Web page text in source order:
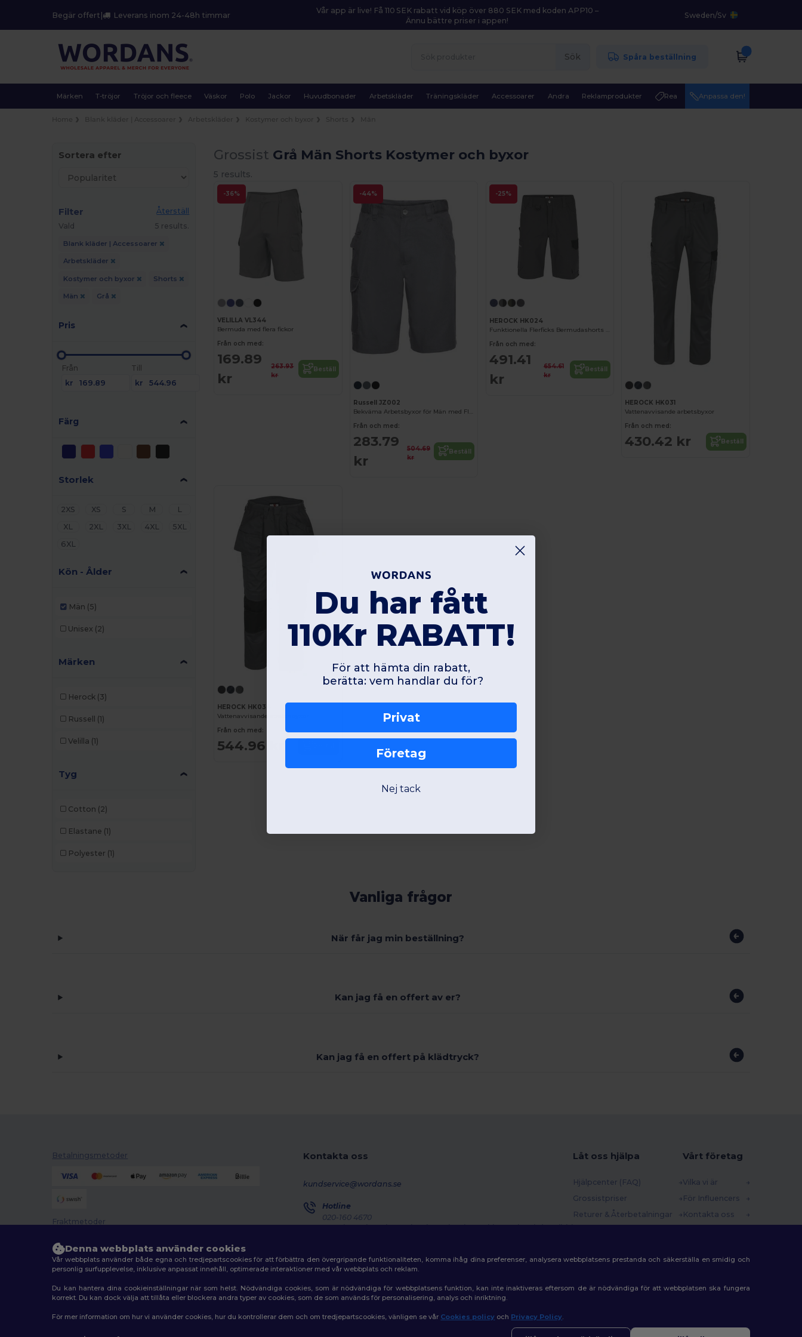
Begär offert | Leverans inom 24-48h timmar
Vår app är live! Få 110 SEK rabatt vid köp över 880 SEK med koden APP10 –
Ännu bättre priser i appen!
Sweden/Sv
Sök Spåra beställning
Märken T-tröjor Tröjor och fleece Väskor Polo Jackor Huvudbonader Arbetskläder Träningskläder Accessoarer Andra Reklamprodukter Rea Anpassa den!
Sortera efter
Filter
Återställ
Vald
5 results.
Blank kläder | Accessoarer
Arbetskläder
Kostymer och byxor Shorts
Män Grå
Pris
Från
kr
Till
kr
Färg
Storlek
2XS XS S M
L
XL
2XL 3XL 4XL
5XL
6XL
Kön - Ålder
Män (5)
Unisex (2)
Märken
Herock (3)
Russell (1)
Velilla (1)
Tyg
Cotton (2)
Elastane (1)
Polyester (1)
Grossist Grå Män Shorts Kostymer och byxor
5 results.
-36%
VELILLA VL344
Bermuda med flera fickor
Från och med:
169.89
kr
263.93
kr
Beställ
-44%
Russell JZ002
Bekväma Arbetsbyxor för Män med Flera Fickor
Från och med:
283.79
kr
504.69
kr
Beställ
-25%
HEROCK HK024
Funktionella Flerficks Bermudashorts för Arbete
Från och med:
491.41
kr
654.61
kr
Beställ
HEROCK HK031
Vattenavvisande arbetsbyxor
Från och med:
430.42 kr Beställ
HEROCK HK034
Vattenavvisande stretchbyxor
Från och med:
544.96 kr
Vanliga frågor
När får jag min beställning?
Kan jag få en offert av er?
Kan jag få en offert på klädtryck?
Betalningsmetoder
Fraktmetoder
Kontakta oss
kundservice@wordans.se
Hotline
020-160 4670
Monday - Thursday : 10h-13h & 14h-17h30 Friday : 10h-14h (english)
Låt oss hjälpa
Hjälpcenter (FAQ)
Grossistpriser
Returer & Återbetalningar
Rabattkoder
Vårt företag
Vilka vi är
För Influencers
Kontakta oss
2026. Alla rättigheter förbehållna
Denna webbplats använder cookies
Vår webbplats använder både egna och tredjepartscookies för att förbättra den övergripande funktionaliteten, komma ihåg dina preferenser, analysera webbplatsens prestanda och säkerställa en smidig och
personlig surfupplevelse, inklusive anpassat innehåll, optimerade interaktioner med vår webbplats och reklam.
Du kan hantera dina cookieinställningar när som helst. Nödvändiga cookies, som är nödvändiga för webbplatsens funktion, kan inte inaktiveras eftersom de är nödvändiga för att webbplatsen ska fungera
korrekt. Du kan dock välja att tillåta eller blockera andra typer av cookies, som de som används för personalisering, analys och inriktning.
För mer information om hur vi använder cookies, hur du kontrollerar dem och om tredjepartscookies, vänligen se vår Cookies policy och Privacy Policy.
Du har fått
110Kr RABATT!
För att hämta din rabatt,
berätta: vem handlar du för?
Privat
Företag
Nej tack